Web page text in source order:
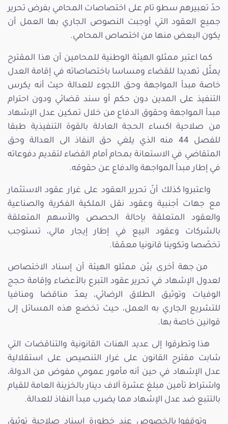
حدّ تعبيرهم سطو تام على اختصاصات المحامي بفرض تحرير
جميع العقود التي أوجبت النصوص الجاري بها العمل أن
يكون البعض منها من اختصاص المحامي.
كما اعتبر ممثلو الهيئة الوطنية للمحامين أن هذا المقترح
يمثّل تهديدا للقضاء ومساسا باختصاصاته في إقامة العدل
خاصة مبدأ المواجهة وحق اللجوء للعدالة حيث أنه يكرس
التنفيذ على المدين دون حكم أو سند قضائي ودون احترام
مبدأ المواجهة وحقوق الدفاع من خلال تمكين عدل الإشهاد
من صلاحية اكساء الحجة العادلة بالقوة التنفيذية طبقا
للفصل 44 منه الذي يلغي حق النفاذ الى العدالة وحق
المتقاضي في الاستعانة بمحام أمام القضاء لتقديم دفوعاته
في إطار مبدأ المواجهة والدفاع عن حقوقه.
واعتبروا كذلك أنّ تحرير العقود على غرار عقود الاستثمار
مع جهات أجنبية وعقود نقل الملكية الفكرية والصناعية
والعقود المتعلقة بإحالة الحصص والأسهم المتعلقة
بالشركات وعقود البيع في إطار إيجار مالي، تستوجب
تخصّصا وتكوينا قانونيا معمّقا.
من جهة أخرى بيّن ممثلو الهيئة أن إسناد الاختصاص
لعدول الإشهاد في تحرير عقود التبرع بالأعضاء وإقامة حجج
الوفيات وتوثيق الطلاق الرضائي، يعدّ مناقضا ومنافيا
للتشريع الجاري به العمل، حيث تخضع هذه المسائل إلى
قوانين خاصة بها.
هذا وتطرقوا إلى عديد الهنات القانونية والتناقضات التي
شابت مقترح القانون على غرار التنصيص على استقلالية
عدل الإشهاد في حين أنه مأمور عمومي مفوض من الدولة،
واشتراط تأمين مبلغ عشرة آلاف دينار بالخزينة العامة للقيام
بالتتبع ضد عدل الإشهاد مما يضرب مبدأ النفاذ للعدالة.
وتوقفوا بالخصوص عند خطورة إسناد صلاحية توثيق